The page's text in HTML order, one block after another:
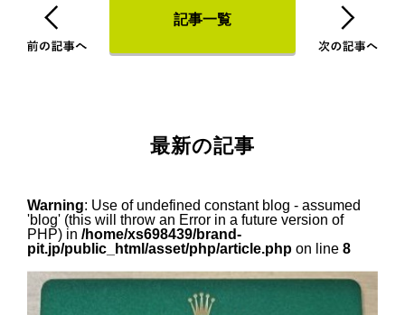
記事一覧
最新の記事
Warning: Use of undefined constant blog - assumed
'blog' (this will throw an Error in a future version of
PHP) in /home/xs698439/brand-
pit.jp/public_html/asset/php/article.phpon line 8